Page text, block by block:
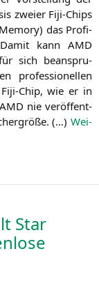
zwei­er Fiji-Chips
das Pro­fi-
kann AMD
sich bean­spru­
pro­fes­sio­nel­len
Chip, wie er in
AMD nie ver­öf­fent­
(…) Wei­
Star